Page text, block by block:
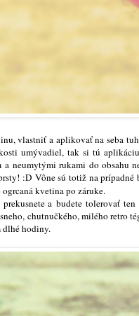
vlastniť a aplikovať na seba
umývadiel, tak si tú
neumytými rukami do obsahu
:D Vône sú totiž na
kvetina po záruke.
a budete tolerovať
chutnučkého, milého retro
dlhé hodiny.